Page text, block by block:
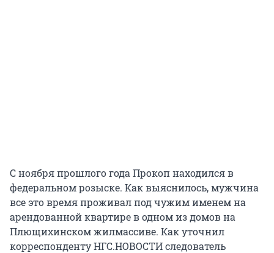
С ноября прошлого года Прокоп находился в
федеральном розыске. Как выяснилось, мужчина
все это время проживал под чужим именем на
арендованной квартире в одном из домов на
Плющихинском жилмассиве. Как уточнил
корреспонденту НГС.НОВОСТИ следователь